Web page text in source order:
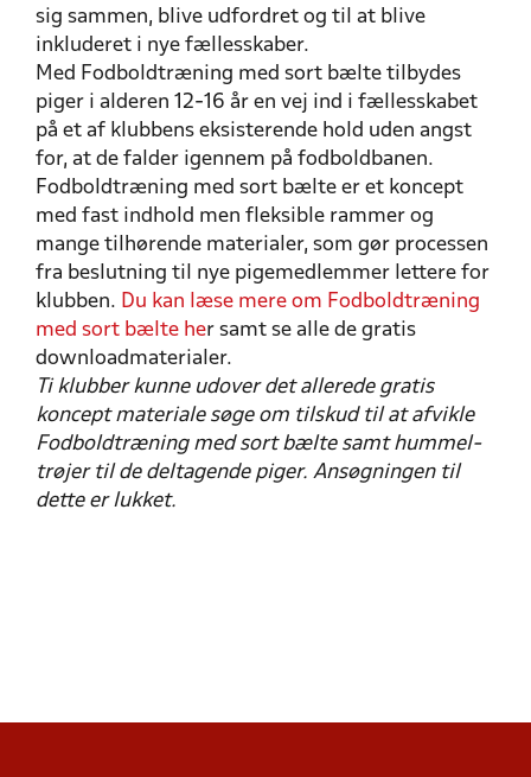
sig sammen, blive udfordret og til at blive
inkluderet i nye fællesskaber.
Med Fodboldtræning med sort bælte tilbydes
piger i alderen 12-16 år en vej ind i fællesskabet
på et af klubbens eksisterende hold uden angst
for, at de falder igennem på fodboldbanen.
Fodboldtræning med sort bælte er et koncept
med fast indhold men fleksible rammer og
mange tilhørende materialer, som gør processen
fra beslutning til nye pigemedlemmer lettere for
klubben. Du kan læse mere om Fodboldtræning
med sort bælte her samt se alle de gratis
downloadmaterialer.
Ti klubber kunne udover det allerede gratis
koncept materiale søge om tilskud til at afvikle
Fodboldtræning med sort bælte samt hummel-
trøjer til de deltagende piger. Ansøgningen til
dette er lukket.